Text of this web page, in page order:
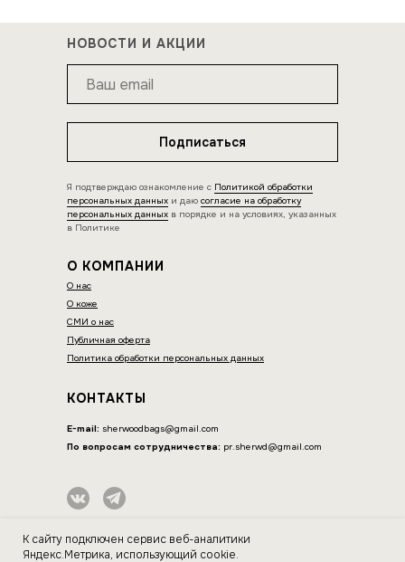
КОНТАКТЫ
E-mail: sherwoodbags@gmail.com
По вопросам сотрудничества: pr.sherwd@gmail.com
Подписаться
Я подтверждаю ознакомление с Политикой обработки
персональных данных и даю согласие на обработку
персональных данных в порядке и на условиях, указанных
в Политике
НОВОСТИ И АКЦИИ
О КОМПАНИИ
О нас
О коже
СМИ о нас
Публичная оферта
Политика обработки персональных данных
ИНН 564604077044
К сайту подключен сервис веб-аналитики
Яндекс.Метрика, использующий cookie.